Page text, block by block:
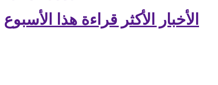
الأخبار الأكثر قراءة هذا الأسبوع